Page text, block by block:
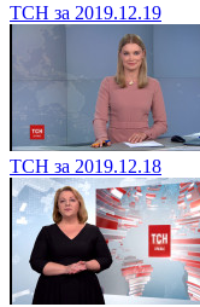
ТСН за 2019.12.19
ТСН за 2019.12.18